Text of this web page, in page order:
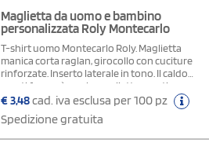
Maglietta da uomo e bambino
personalizzata Roly Montecarlo
T-shirt uomo Montecarlo Roly. Maglietta
manica corta raglan, girocollo con cuciture
rinforzate. Inserto laterale in tono. Il caldo
non ti fermerà con la maglietta sportiva
Montecarlo, un disegn pensato per dar il
meglio di te nei tuoi allenamenti, fornendoti
il massimo comfort per muoverti con totale
libetà. Etichetta rimovibile.Disponibile
€3,48cad. iva esclusa per 100 pz
Spedizione gratuita